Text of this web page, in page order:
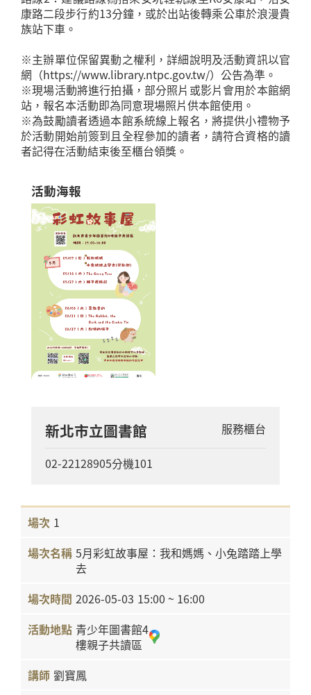
康路二段步行約13分鐘，或於出站後轉乘公車於浪漫貴
族站下車。
※主辦單位保留異動之權利，詳細說明及活動資訊以官
網（https://www.library.ntpc.gov.tw/）公告為準。
※現場活動將進行拍攝，部分照片或影片會用於本館網
站，報名本活動即為同意現場照片供本館使用。
※為鼓勵讀者透過本館系統線上報名，將提供小禮物予
於活動開始前簽到且全程參加的讀者，請符合資格的讀
者記得在活動結束後至櫃台領獎。
活動海報
新北市立圖書館 服務櫃台
02-22128905分機101
1
5月彩虹故事屋：我和媽媽、小兔踏踏上學
去
2026-05-03 15:00 ~ 16:00
青少年圖書館4
樓親子共讀區
劉寶鳳